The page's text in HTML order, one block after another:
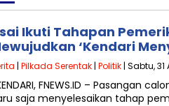
Ikuti Tahapan
‘Kendari
| Pilkada Serentak | Politik | Sabtu,
FNEWS.ID – Pasangan
saja menyelesaikan tahap